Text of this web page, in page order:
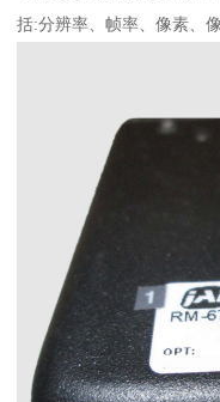
括:分辨率、帧率、像素、